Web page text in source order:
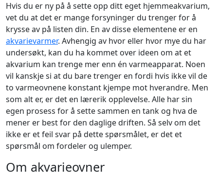
Hvis du er ny på å sette opp ditt eget hjemmeakvarium,
vet du at det er mange forsyninger du trenger for å
krysse av på listen din. En av disse elementene er en
akvarievarmer. Avhengig av hvor eller hvor mye du har
undersøkt, kan du ha kommet over ideen om at et
akvarium kan trenge mer enn én varmeapparat. Noen
vil kanskje si at du bare trenger en fordi hvis ikke vil de
to varmeovnene konstant kjempe mot hverandre. Men
som alt er, er det en lærerik opplevelse. Alle har sin
egen prosess for å sette sammen en tank og hva de
mener er best for den daglige driften. Så selv om det
ikke er et feil svar på dette spørsmålet, er det et
spørsmål om fordeler og ulemper.
Om akvarieovner